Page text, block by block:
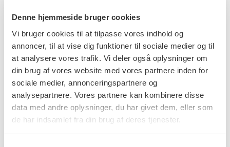
Denne hjemmeside bruger cookies
Vi bruger cookies til at tilpasse vores indhold og
annoncer, til at vise dig funktioner til sociale medier og til
at analysere vores trafik. Vi deler også oplysninger om
din brug af vores website med vores partnere inden for
sociale medier, annonceringspartnere og
analysepartnere. Vores partnere kan kombinere disse
data med andre oplysninger, du har givet dem, eller som
de har indsamlet fra din brug af deres tjenester.
Forudgående forsøg på amotio (løst rodkompleks)
Horisontalt lejret tand med intim relation til canalis
mandibulae
Procedure og opfølgning
Koronektomi er en teknikfølsom kirurgisk procedure og
bør udføres på specialistniveau eller af tandlæger med